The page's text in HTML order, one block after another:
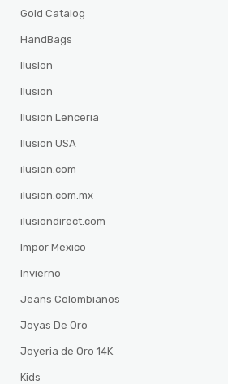
Gold Catalog
HandBags
Ilusion
Ilusion
Ilusion Lenceria
Ilusion USA
ilusion.com
ilusion.com.mx
ilusiondirect.com
Impor Mexico
Invierno
Jeans Colombianos
Joyas De Oro
Joyeria de Oro 14K
Kids